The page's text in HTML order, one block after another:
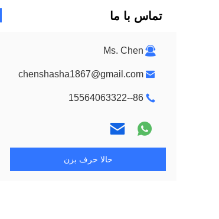
تماس با ما
Ms. Chen
chenshasha1867@gmail.com
86--15564063322
حالا حرف بزن